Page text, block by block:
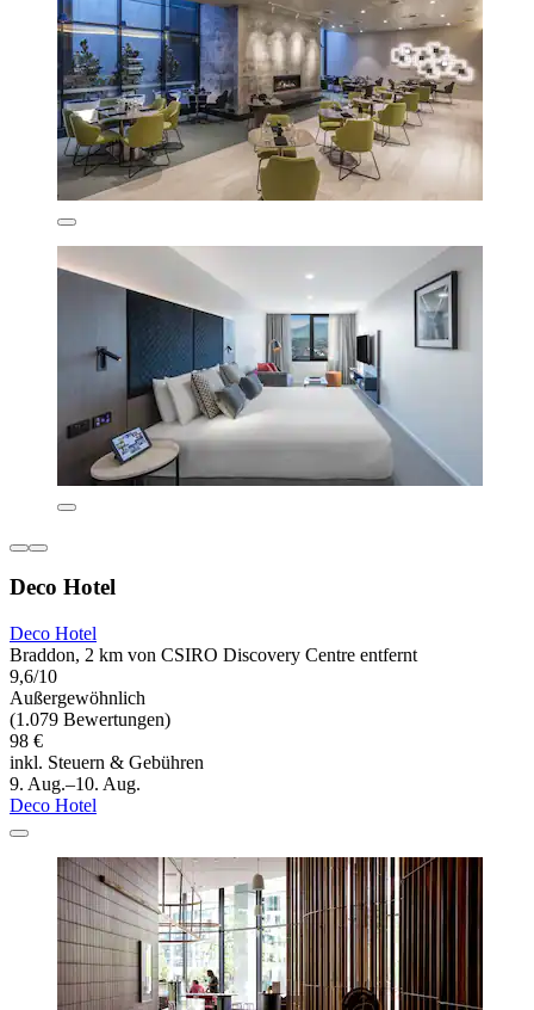
Deco Hotel
Deco Hotel
Braddon, 2 km von CSIRO Discovery Centre entfernt
9,6/10
Außergewöhnlich
(1.079 Bewertungen)
98 €
inkl. Steuern & Gebühren
9. Aug.–10. Aug.
Deco Hotel